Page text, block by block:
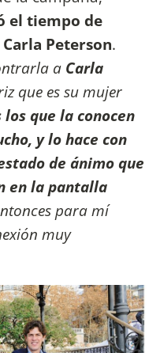
el tiempo de
Peterson.
a Carla
que es su mujer
los que la conocen
y lo hace con
de ánimo que
en la pantalla
para mí
muy